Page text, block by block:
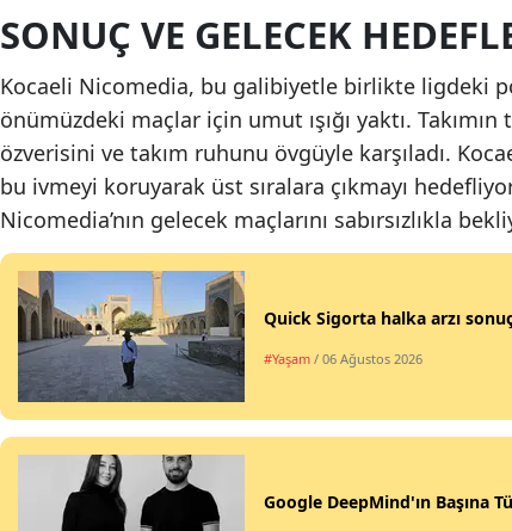
SONUÇ VE GELECEK
Kocaeli Nicomedia, bu galibiyetle birlikte ligdeki
önümüzdeki maçlar için umut ışığı yaktı.
özverisini ve takım ruhunu övgüyle karşıladı.
bu ivmeyi koruyarak üst sıralara çıkmayı
Nicomedia’nın gelecek maçlarını sabırsızlıkla
Quick Sigorta halka arzı
#Yaşam / 06 Ağustos 2026
Google DeepMind'ın Başına